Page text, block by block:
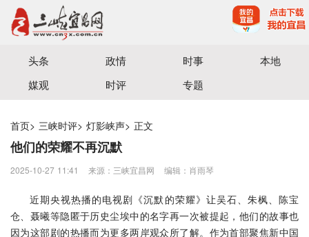
宜昌三峡融媒体中心主办
头条 政情 时事
本地
媒观
时评 专题
首页> 三峡时评> 灯影峡声> 正文
他们的荣耀不再沉默
2025-10-27 11:41 来源：三峡宜昌网 编辑：肖雨琴
近期央视热播的电视剧《沉默的荣耀》让吴石、朱枫、陈宝
仓、聂曦等隐匿于历史尘埃中的名字再一次被提起，他们的故事也
因为这部剧的热播而为更多两岸观众所了解。作为首部聚焦新中国